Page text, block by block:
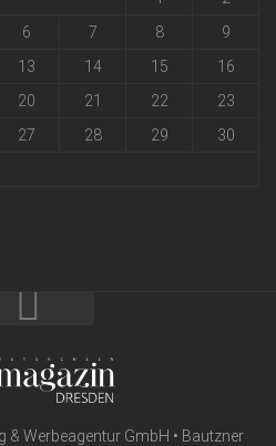
6 7 8
9
13 14 15
16
20 21 22
23
27 28 29
30
Werbeagentur GmbH • Bautzner